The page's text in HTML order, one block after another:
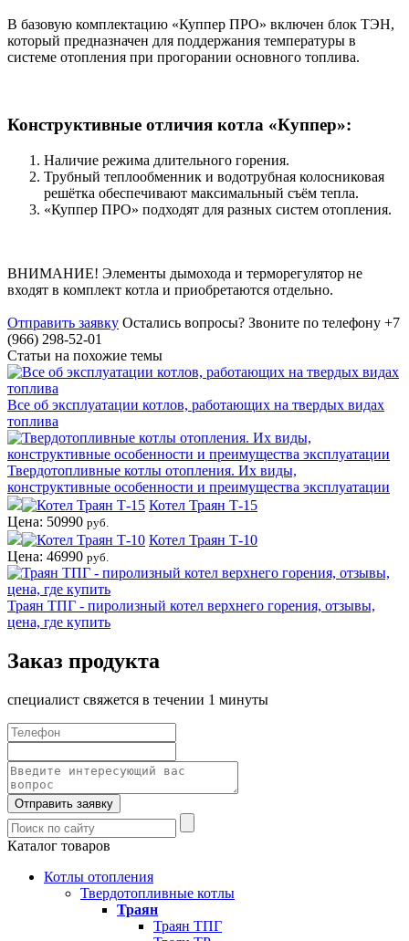
В базовую комплектацию «Куппер ПРО» включен блок ТЭН,
который предназначен для поддержания температуры в
системе отопления при прогорании основного топлива.
Конструктивные отличия котла «Куппер»:
Наличие режима длительного горения.
Трубный теплообменник и водотрубная колосниковая
решётка обеспечивают максимальный съём тепла.
«Куппер ПРО» подходят для разных систем отопления.
ВНИМАНИЕ! Элементы дымохода и терморегулятор не
входят в комплект котла и приобретаются отдельно.
Отправить заявку Остались вопросы? Звоните по телефону +7
(966) 298-52-01
Статьи на похожие темы
Все об эксплуатации котлов, работающих на твердых видах
топлива
Твердотопливные котлы отопления. Их виды,
конструктивные особенности и преимущества эксплуатации
Котел Траян Т-15
Цена: 50990 руб.
Котел Траян Т-10
Цена: 46990 руб.
Траян ТПГ - пиролизный котел верхнего горения, отзывы,
цена, где купить
Заказ продукта
специалист свяжется в течении 1 минуты
Отправить заявку
Каталог товаров
Котлы отопления
Твердотопливные котлы
Траян
Траян ТПГ